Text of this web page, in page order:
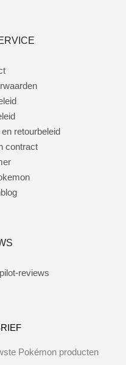
retourbeleid
contract
reviews
Pokémon producten